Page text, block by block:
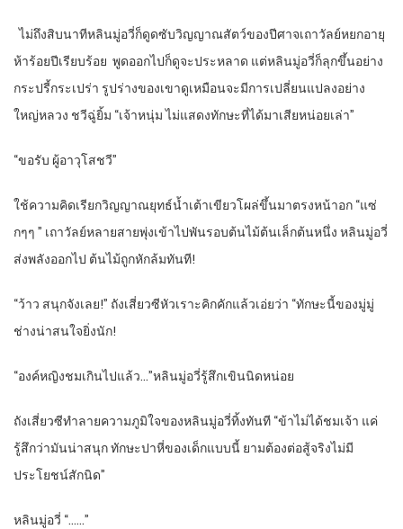
ไม่ถึงสิบนาทีหลินมู่อวี่ก็ดูดซับวิญญาณสัตว์ของปีศาจเถาวัลย์หยกอายุ
ห้าร้อยปีเรียบร้อย พูดออกไปก็ดูจะประหลาด แต่หลินมู่อวี่ก็ลุกขึ้นอย่าง
กระปรี้กระเปร่า รูปร่างของเขาดูเหมือนจะมีการเปลี่ยนแปลงอย่าง
ใหญ่หลวง ชวีฉู่ยิ้ม “เจ้าหนุ่ม ไม่แสดงทักษะที่ได้มาเสียหน่อยเล่า”
“ขอรับ ผู้อาวุโสชวี”
ใช้ความคิดเรียกวิญญาณยุทธ์น้ำเต้าเขียวโผล่ขึ้นมาตรงหน้าอก “แซ่
กๆๆ ” เถาวัลย์หลายสายพุ่งเข้าไปพันรอบต้นไม้ต้นเล็กต้นหนึ่ง หลินมู่อวี่
ส่งพลังออกไป ต้นไม้ถูกหักล้มทันที!
“ว้าว สนุกจังเลย!” ถังเสี่ยวซีหัวเราะคิกคักแล้วเอ่ยว่า “ทักษะนี้ของมู่มู่
ช่างน่าสนใจยิ่งนัก!
“องค์หญิงชมเกินไปแล้ว…”หลินมู่อวี่รู้สึกเขินนิดหน่อย
ถังเสี่ยวซีทำลายความภูมิใจของหลินมู่อวี่ทิ้งทันที “ข้าไม่ได้ชมเจ้า แค่
รู้สึกว่ามันน่าสนุก ทักษะปาหี่ของเด็กแบบนี้ ยามต้องต่อสู้จริงไม่มี
ประโยชน์สักนิด”
หลินมู่อวี่ “……”